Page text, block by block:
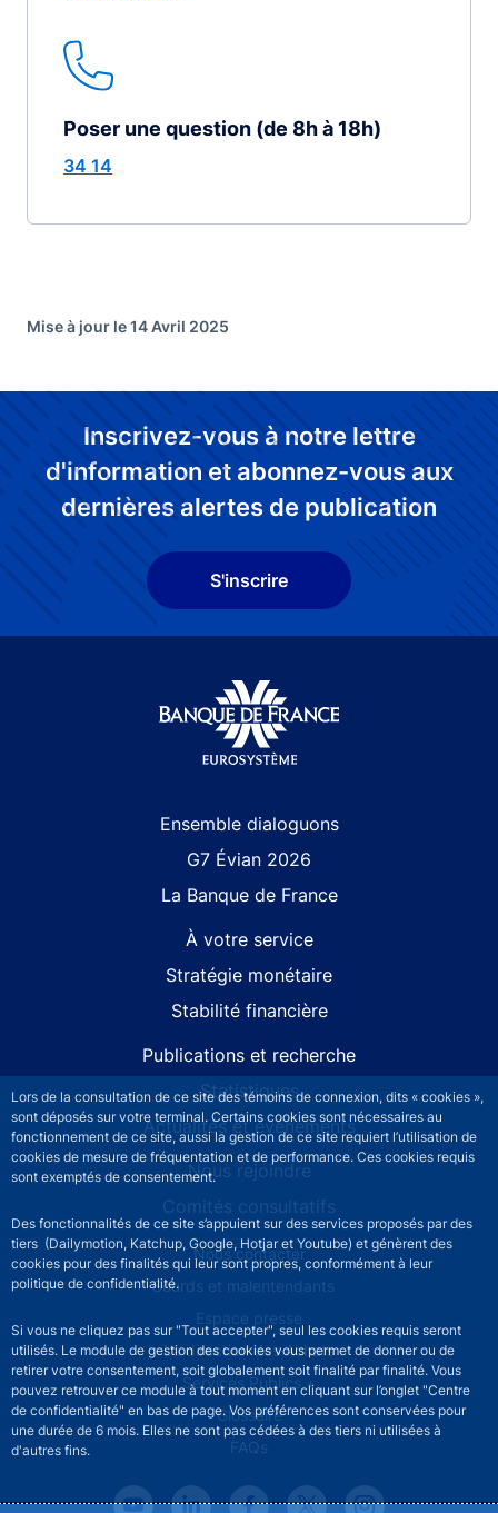
Lors de la consultation de ce site des témoins de connexion, dits « cookies »,
sont déposés sur votre terminal. Certains cookies sont nécessaires au
fonctionnement de ce site, aussi la gestion de ce site requiert l’utilisation de
cookies de mesure de fréquentation et de performance. Ces cookies requis
sont exemptés de consentement.
Des fonctionnalités de ce site s’appuient sur des services proposés par des
tiers (Dailymotion, Katchup, Google, Hotjar et Youtube) et génèrent des
cookies pour des finalités qui leur sont propres, conformément à leur
politique de confidentialité.
Si vous ne cliquez pas sur "Tout accepter", seul les cookies requis seront
utilisés. Le module de gestion des cookies vous permet de donner ou de
retirer votre consentement, soit globalement soit finalité par finalité. Vous
pouvez retrouver ce module à tout moment en cliquant sur l’onglet "Centre
de confidentialité" en bas de page. Vos préférences sont conservées pour
une durée de 6 mois. Elles ne sont pas cédées à des tiers ni utilisées à
d'autres fins.
Poser une question (de 8h à 18h)
34 14
Mise à jour le 14 Avril 2025
Inscrivez-vous à notre lettre
d'information et abonnez-vous aux
dernières alertes de publication
S'inscrire
Ensemble dialoguons
G7 Évian 2026
La Banque de France
À votre service
Stratégie monétaire
Stabilité financière
Publications et recherche
Statistiques
Actualités et événements
Nous rejoindre
Comités consultatifs
Footer secondary menuNous contacter
Sourds et malentendants
Espace presse
La direction des Achats
Services Publics +
Glossaire
FAQs